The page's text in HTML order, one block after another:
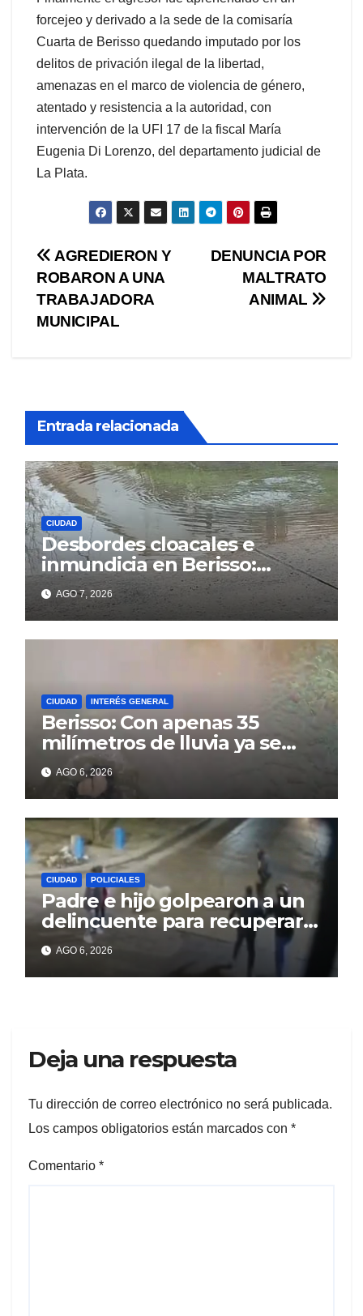
forcejeo y derivado a la sede de la comisaría
Cuarta de Berisso quedando imputado por los
delitos de privación ilegal de la libertad,
amenazas en el marco de violencia de género,
atentado y resistencia a la autoridad, con
intervención de la UFI 17 de la fiscal María
Eugenia Di Lorenzo, del departamento judicial de
La Plata.
Navegación
de
entradas
DENUNCIA POR
MALTRATO
ANIMAL
AGREDIERON Y
ROBARON A UNA
TRABAJADORA
MUNICIPAL
Entrada relacionada
CIUDAD
Desbordes cloacales e
inmundicia en Berisso:
colapso de la red en la calle
14AGO 7, 2026
CIUDAD INTERÉS GENERAL
Berisso: Con apenas 35
milímetros de lluvia ya se
sienten los problemas
AGO 6, 2026
CIUDAD POLICIALES
Padre e hijo golpearon a un
delincuente para recuperar
un celular robado en Berisso
AGO 6, 2026
Deja una respuesta
Tu dirección de correo electrónico no será publicada.
Los campos obligatorios están marcados con *
Comentario *